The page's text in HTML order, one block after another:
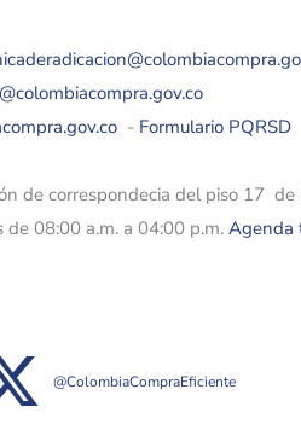
- Formulario PQRSD
de correspondecia del piso 17
de 08:00 a.m. a 04:00 p.m. Agenda
@ColombiaCompraEficiente